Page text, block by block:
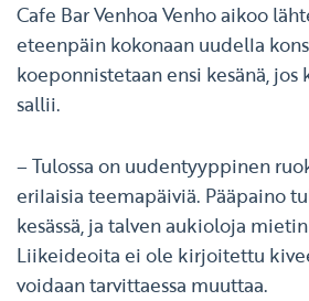
Cafe Bar Venhoa Venho aikoo
eteenpäin kokonaan uudella
koeponnistetaan ensi kesänä, jos
sallii.
– Tulossa on uudentyyppinen
erilaisia teemapäiviä. Pääpaino
kesässä, ja talven aukioloja
Liikeideoita ei ole kirjoitettu
voidaan tarvittaessa muuttaa.